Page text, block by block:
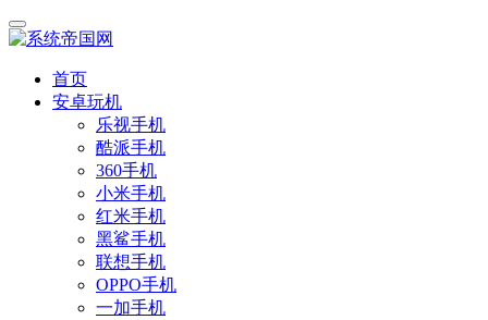
首页
安卓玩机
乐视手机
酷派手机
360手机
小米手机
红米手机
黑鲨手机
联想手机
OPPO手机
一加手机